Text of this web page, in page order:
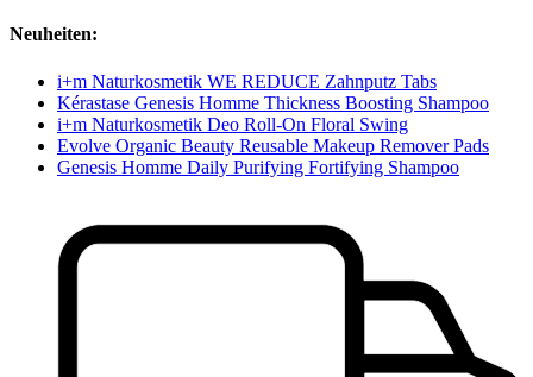
Neuheiten:
i+m Naturkosmetik WE REDUCE Zahnputz Tabs
Kérastase Genesis Homme Thickness Boosting Shampoo
i+m Naturkosmetik Deo Roll-On Floral Swing
Evolve Organic Beauty Reusable Makeup Remover Pads
Genesis Homme Daily Purifying Fortifying Shampoo